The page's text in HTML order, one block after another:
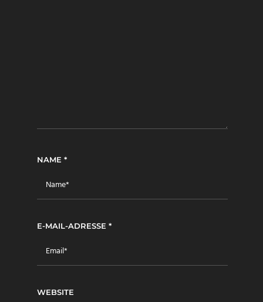
NAME *
E-MAIL-ADRESSE *
WEBSITE